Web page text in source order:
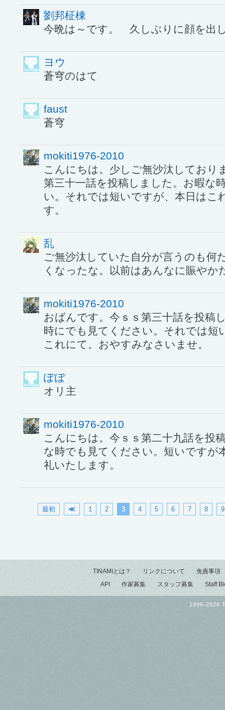
劉邦柾棟
今晩は～です。 久しぶりに顔を出
ヨウ
蒼穹のはて
faust
蒼穹
mokiti1976-2010
こんにちは。少しご無沙汰しており
第三十一話を投稿しました。お暇な
い。それでは短いですが、本日はこ
す。
乱
ご無沙汰していた自分が言うのも何
くなったな。以前はあんなに賑やか
mokiti1976-2010
おばんです。今ｓｓ第三十話を投稿
時にでも見てください。それでは短
これにて。おやすみなさいませ。
ぽぽ
オリ主
mokiti1976-2010
こんにちは。今ｓｓ第二十九話を投
な時でも見てください。短いですが
礼いたします。
最初 ≪ 1 2 3 4 5 6 7 8 9
TINAMIとは？ リンクについて
免責事項
API
作家募集 スタッフ募集 Staff
1996-2026